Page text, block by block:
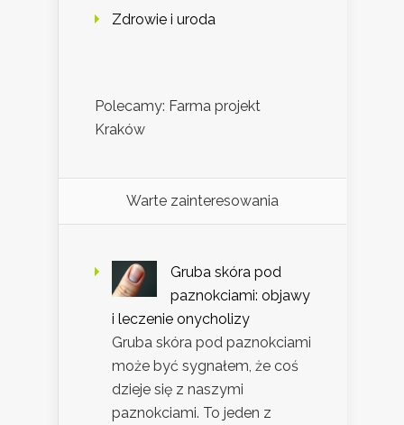
Zdrowie i uroda
Polecamy: Farma projekt
Kraków
Warte zainteresowania
Gruba skóra pod
paznokciami: objawy
i leczenie onycholizy
Gruba skóra pod paznokciami
może być sygnałem, że coś
dzieje się z naszymi
paznokciami. To jeden z